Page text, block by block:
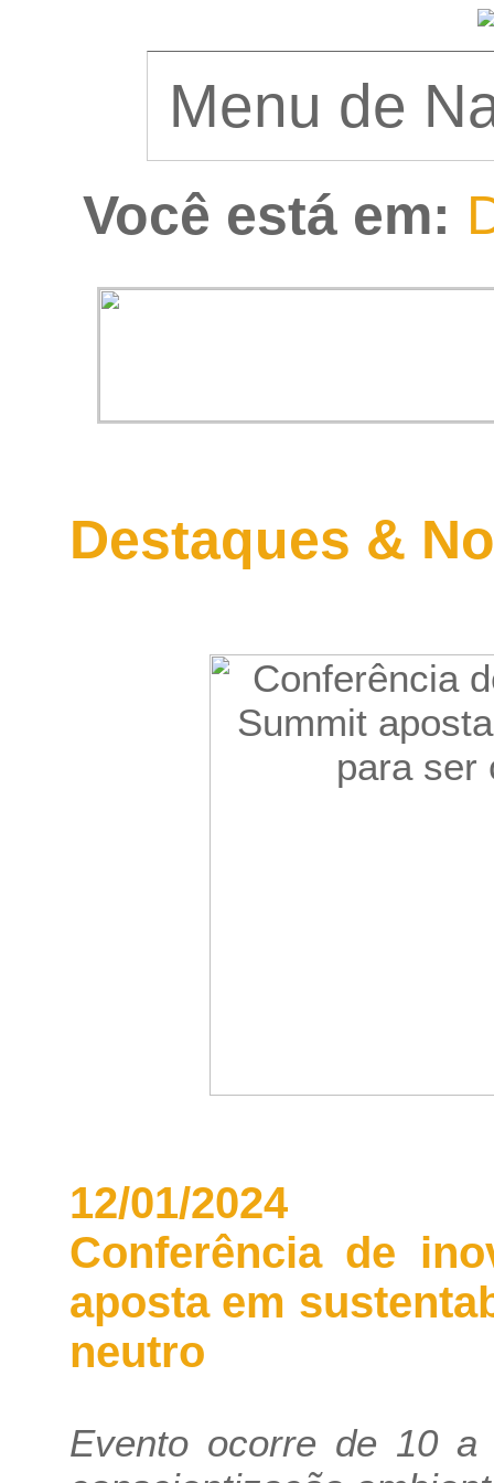
Você está em:
Destaques &
12/01/2024
Conferência de
aposta em
neutro
Evento ocorre de 10